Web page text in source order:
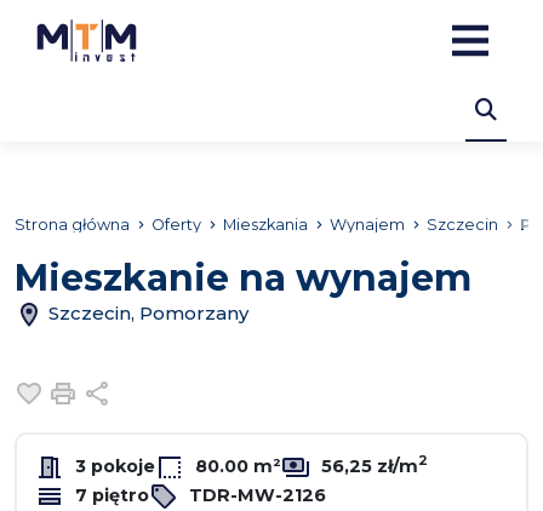
Strona główna Oferty Mieszkania Wynajem Szczecin
Mieszkanie na wynajem
Szczecin, Pomorzany
Dodaj do ulubionych
Drukuj
3 pokoje 80.00 m² 56,25 zł/m2
7 piętro TDR-MW-2126